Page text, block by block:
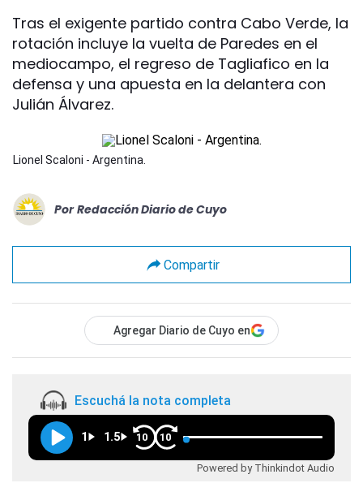
Tras el exigente partido contra Cabo Verde, la
rotación incluye la vuelta de Paredes en el
mediocampo, el regreso de Tagliafico en la
defensa y una apuesta en la delantera con
Julián Álvarez.
Lionel Scaloni - Argentina.
Por Redacción Diario de Cuyo
Compartir
Agregar Diario de Cuyo en
Escuchá la nota completa
1 1.5 10 10
Powered by Thinkindot Audio